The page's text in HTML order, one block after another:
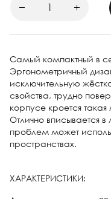
Самый компактный в
Эргонометричный
исключительную
свойства, трудно
корпусе кроется
Отлично вписывается
проблем может
пространствах.
ХАРАКТЕРИСТИКИ: